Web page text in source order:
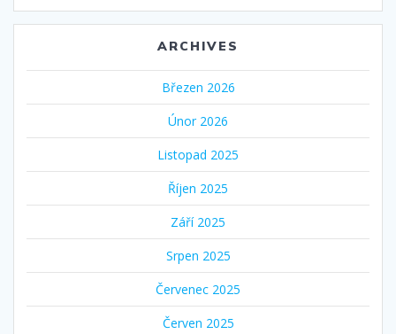
ARCHIVES
Březen 2026
Únor 2026
Listopad 2025
Říjen 2025
Září 2025
Srpen 2025
Červenec 2025
Červen 2025